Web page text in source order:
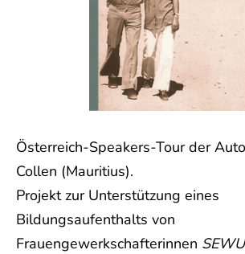
Österreich-Speakers-Tour der
Collen (Mauritius).
Projekt zur Unterstützung eines
Bildungsaufenthalts von
Frauengewerkschafterinnen